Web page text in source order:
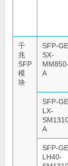
千
兆
SFP
模
块
SFP-
SX-
MM850-
A
SFP-
LX-
A
SFP-
LH40-